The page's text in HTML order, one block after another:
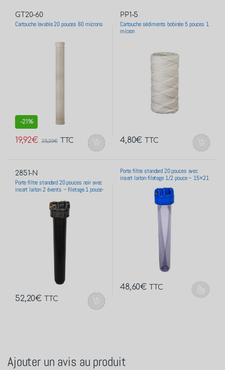
GT20-60
Cartouche lavable 20 pouces 60 microns
-21%
19,92€ 25,20€ TTC
PP1-5
Cartouche sédiments bobinée 5 pouces 1
micron
4,80€ TTC
2851-N
Porte filtre standard 20 pouces noir avec
insert laiton 2 évents – filetage 1 pouce-
52,20€ TTC
Porte filtre standard 20 pouces avec
insert laiton filetage 1/2 pouce – 15×21
48,60€ TTC
Ajouter un avis au produit